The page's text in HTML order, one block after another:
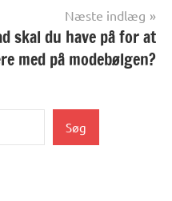
Næste indlæg
skal du have på for at
med på modebølgen?
Søg